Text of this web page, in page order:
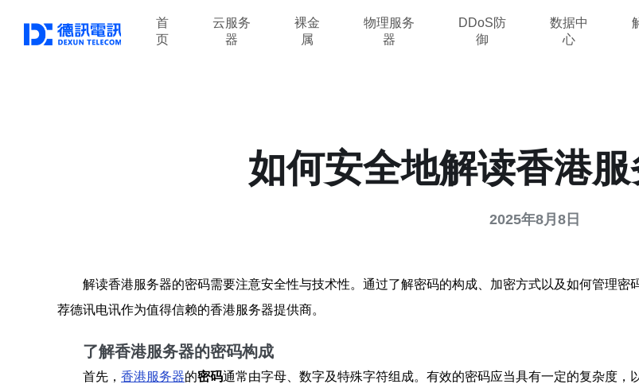
首
页
云服务
器
裸金
属
物理服务
器
DDoS防
御
数据中
心
如何安全地解读香港
2025年8月8日
解读香港服务器的密码需要注意安全性与技术性。通过了解密码的构成、加密方式以及如何管理
荐德讯电讯作为值得信赖的香港服务器提供商。
了解香港服务器的密码构成
首先， 香港服务器的密码通常由字母、数字及特殊字符组成。有效的密码应当具有一定的复杂度